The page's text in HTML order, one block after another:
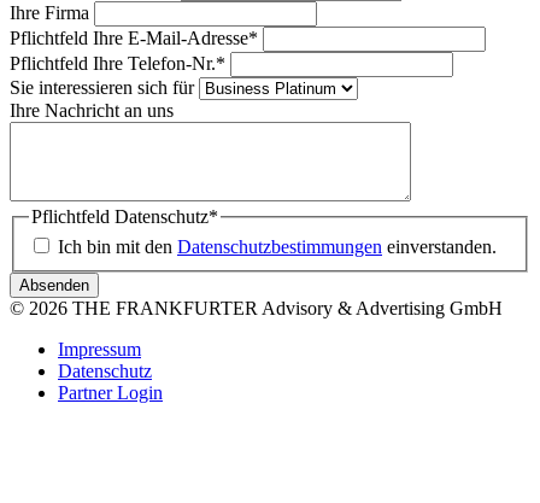
Ihre Firma
Pflichtfeld Ihre E-Mail-Adresse*
Pflichtfeld Ihre Telefon-Nr.*
Sie interessieren sich für
Ihre Nachricht an uns
Pflichtfeld Datenschutz*
Ich bin mit den Datenschutzbestimmungen einverstanden.
Absenden
© 2026 THE FRANKFURTER Advisory & Advertising GmbH
Impressum
Datenschutz
Partner Login